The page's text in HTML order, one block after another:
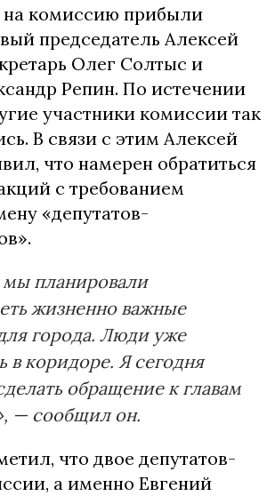
на комиссию прибыли
председатель Алексей
Олег Солтыс и
Репин. По истечении
участники комиссии так
В связи с этим Алексей
что намерен обратиться
с требованием
«депутатов-
мы планировали
жизненно важные
города. Люди уже
в коридоре. Я сегодня
обращение к главам
— сообщил он.
что двое депутатов-
а именно Евгений